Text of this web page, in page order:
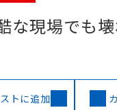
な現場でも
トに追加